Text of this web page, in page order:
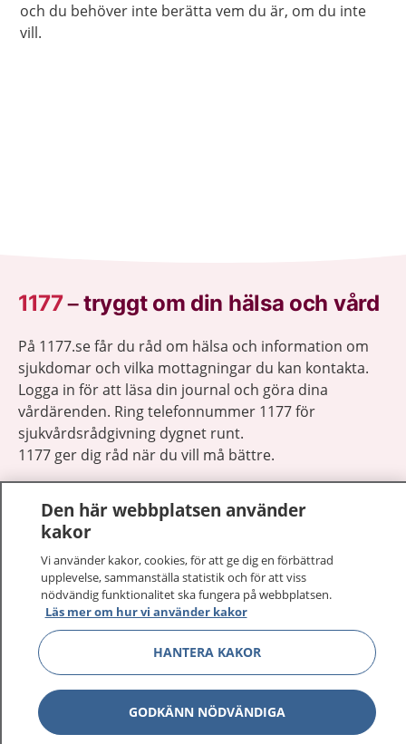
och du behöver inte berätta vem du är, om du inte
vill.
1177–tryggt om din hälsa och vård
På 1177.se får du råd om hälsa och information om
sjukdomar och vilka mottagningar du kan kontakta.
Logga in för att läsa din journal och göra dina
vårdärenden. Ring telefonnummer 1177 för
sjukvårdsrådgivning dygnet runt.
1177 ger dig råd när du vill må bättre.
1177 på flera språk
Kontakt Visa
Behandling av personuppgifter
Den här webbplatsen använder
kakor
Vi använder kakor, cookies, för att ge dig en förbättrad
upplevelse, sammanställa statistik och för att viss
nödvändig funktionalitet ska fungera på webbplatsen.
Läs mer om hur vi använder kakor
HANTERA KAKOR
GODKÄNN NÖDVÄNDIGA